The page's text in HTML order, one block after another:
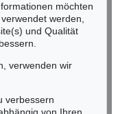
möchten
werden,
und Qualität
verwenden wir
verbessern